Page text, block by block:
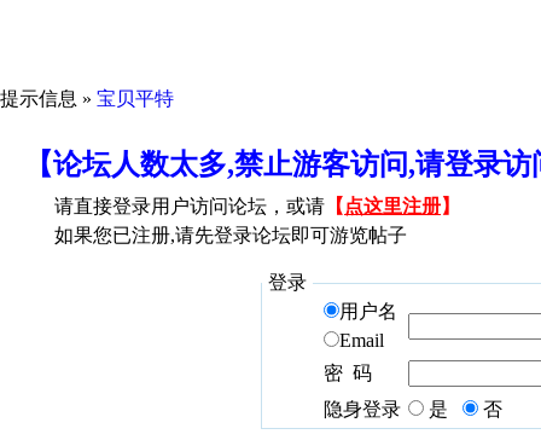
提示信息 » 宝贝平特
【论坛人数太多,禁止游客访问,请登录
请直接登录用户访问论坛，或请 【 点这里注册】
如果您已注册,请先登录论坛即可游览帖子
登录
用户名
Email
密 码
隐身登录
是 否